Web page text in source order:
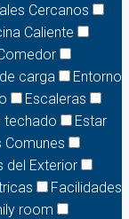
Cercanos
Caliente
carga
Entorno
Escaleras
techado
Estar
Comunes
del Exterior
Facilidades
room